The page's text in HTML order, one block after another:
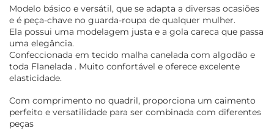
Modelo básico e versátil, que se adapta a diversas ocasiões
e é peça-chave no guarda-roupa de qualquer mulher.
Ela possui uma modelagem justa e a gola careca que passa
uma elegância.
Confeccionada em tecido malha canelada com algodão e
toda Flanelada . Muito confortável e oferece excelente
elasticidade.
Com comprimento no quadril, proporciona um caimento
perfeito e versatilidade para ser combinada com diferentes
peças